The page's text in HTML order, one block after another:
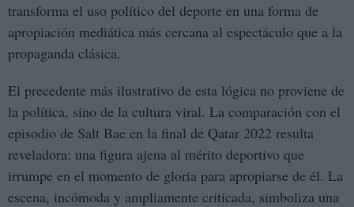
transforma el uso político del deporte en una forma de
apropiación mediática más cercana al espectáculo que a la
propaganda clásica.
El precedente más ilustrativo de esta lógica no proviene de
la política, sino de la cultura viral. La comparación con el
episodio de Salt Bae en la final de Qatar 2022 resulta
reveladora: una figura ajena al mérito deportivo que
irrumpe en el momento de gloria para apropiarse de él. La
escena, incómoda y ampliamente criticada, simboliza una